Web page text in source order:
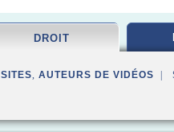
DROIT
SITES, AUTEURS DE VIDÉOS |